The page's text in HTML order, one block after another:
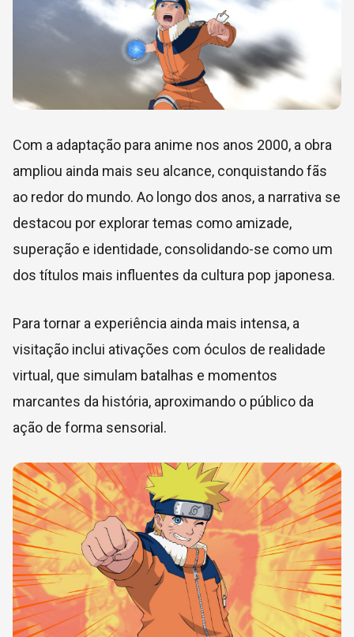
Com a adaptação para anime nos anos 2000, a obra
ampliou ainda mais seu alcance, conquistando fãs
ao redor do mundo. Ao longo dos anos, a narrativa se
destacou por explorar temas como amizade,
superação e identidade, consolidando-se como um
dos títulos mais influentes da cultura pop japonesa.
Para tornar a experiência ainda mais intensa, a
visitação inclui ativações com óculos de realidade
virtual, que simulam batalhas e momentos
marcantes da história, aproximando o público da
ação de forma sensorial.